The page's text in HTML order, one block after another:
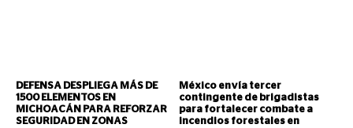
DEFENSA DESPLIEGA MÁS DE
1500 ELEMENTOS EN
MICHOACÁN PARA REFORZAR
SEGURIDAD EN ZONAS
México envía tercer
contingente de brigadistas
para fortalecer combate a
incendios forestales en